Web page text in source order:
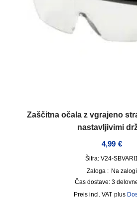
Zaščitna očala z vgrajeno
nastavljivimi
4,99 €
Šifra: V24-
Zaloga : Na zalogi
Čas dostave: 3
incl. VAT plus